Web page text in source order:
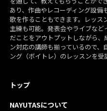
あり、作曲やレコーディング設
歌を作ることもできます。レッス
主練も可能。発表会やライブな
だことをアウトプットしながら
ン対応の講師も揃っているので
ング（ボイトレ）のレッスンを受
トップ
NAYUTASについて